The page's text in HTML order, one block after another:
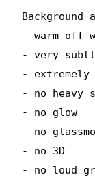
- warm off-
- very
-
- no heavy
- no glow
- no
- no 3D
- no loud